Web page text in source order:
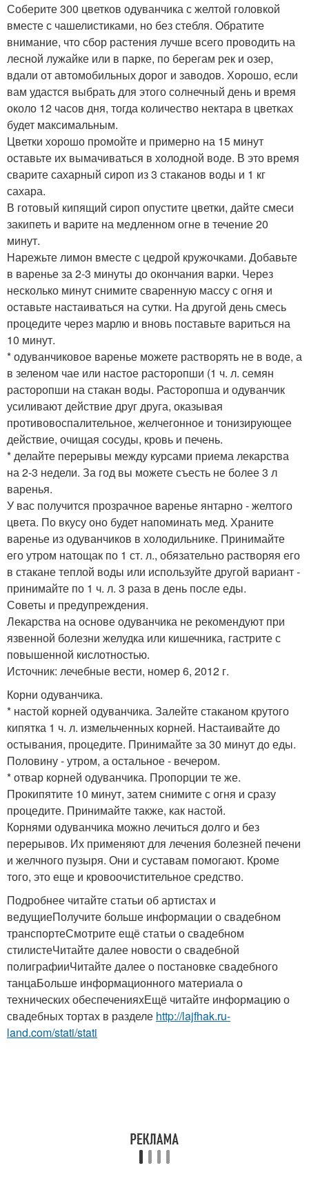
Соберите 300 цветков одуванчика с желтой головкой
вместе с чашелистиками, но без стебля. Обратите
внимание, что сбор растения лучше всего проводить на
лесной лужайке или в парке, по берегам рек и озер,
вдали от автомобильных дорог и заводов. Хорошо, если
вам удастся выбрать для этого солнечный день и время
около 12 часов дня, тогда количество нектара в цветках
будет максимальным.
Цветки хорошо промойте и примерно на 15 минут
оставьте их вымачиваться в холодной воде. В это время
сварите сахарный сироп из 3 стаканов воды и 1 кг
сахара.
В готовый кипящий сироп опустите цветки, дайте смеси
закипеть и варите на медленном огне в течение 20
минут.
Нарежьте лимон вместе с цедрой кружочками. Добавьте
в варенье за 2-3 минуты до окончания варки. Через
несколько минут снимите сваренную массу с огня и
оставьте настаиваться на сутки. На другой день смесь
процедите через марлю и вновь поставьте вариться на
10 минут.
* одуванчиковое варенье можете растворять не в воде, а
в зеленом чае или настое расторопши (1 ч. л. семян
расторопши на стакан воды. Расторопша и одуванчик
усиливают действие друг друга, оказывая
противовоспалительное, желчегонное и тонизирующее
действие, очищая сосуды, кровь и печень.
* делайте перерывы между курсами приема лекарства
на 2-3 недели. За год вы можете съесть не более 3 л
варенья.
У вас получится прозрачное варенье янтарно - желтого
цвета. По вкусу оно будет напоминать мед. Храните
варенье из одуванчиков в холодильнике. Принимайте
его утром натощак по 1 ст. л., обязательно растворяя его
в стакане теплой воды или используйте другой вариант -
принимайте по 1 ч. л. 3 раза в день после еды.
Советы и предупреждения.
Лекарства на основе одуванчика не рекомендуют при
язвенной болезни желудка или кишечника, гастрите с
повышенной кислотностью.
Источник: лечебные вести, номер 6, 2012 г.
Корни одуванчика.
* настой корней одуванчика. Залейте стаканом крутого
кипятка 1 ч. л. измельченных корней. Настаивайте до
остывания, процедите. Принимайте за 30 минут до еды.
Половину - утром, а остальное - вечером.
* отвар корней одуванчика. Пропорции те же.
Прокипятите 10 минут, затем снимите с огня и сразу
процедите. Принимайте также, как настой.
Корнями одуванчика можно лечиться долго и без
перерывов. Их применяют для лечения болезней печени
и желчного пузыря. Они и суставам помогают. Кроме
того, это еще и кровоочистительное средство.
Подробнее читайте статьи об артистах и
ведущиеПолучите больше информации о свадебном
транспортеСмотрите ещё статьи о свадебном
стилистеЧитайте далее новости о свадебной
полиграфииЧитайте далее о постановке свадебного
танцаБольше информационного материала о
технических обеспеченияхЕщё читайте информацию о
свадебных тортах в разделе http://lajfhak.ru-
land.com/stati/stati